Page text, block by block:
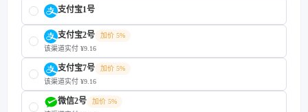
支付宝1号
支付宝2号
加价 5%
该渠道实付 ¥9.16
支付宝7号
加价 5%
该渠道实付 ¥9.16
微信2号
加价 5%